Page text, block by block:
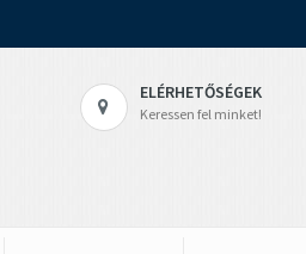
ELÉRHETŐSÉGEK
Keressen fel minket!